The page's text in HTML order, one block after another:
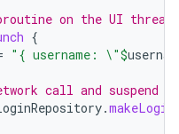
on the UI thread
{
"{ username: \"$
call and
.